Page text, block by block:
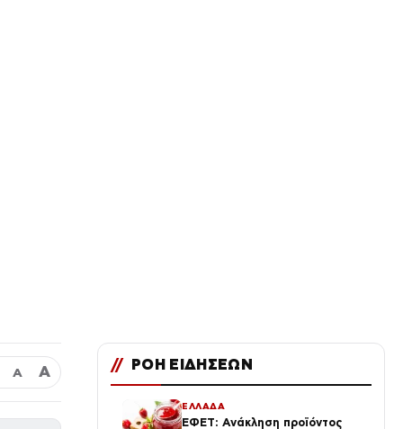
Α Α // ΡΟΗ ΕΙΔΗΣΕΩΝ
ΕΛΛΑΔΑ
ΕΦΕΤ: Ανάκληση προϊόντος